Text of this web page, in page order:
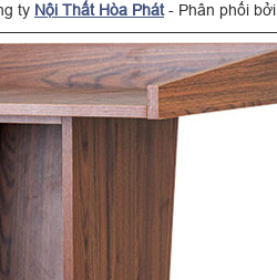
ty Nội Thất Hòa Phát- Phân phối bởi